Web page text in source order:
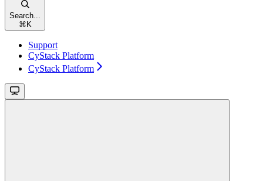
Search...
⌘ K
Support
CyStack Platform
CyStack Platform